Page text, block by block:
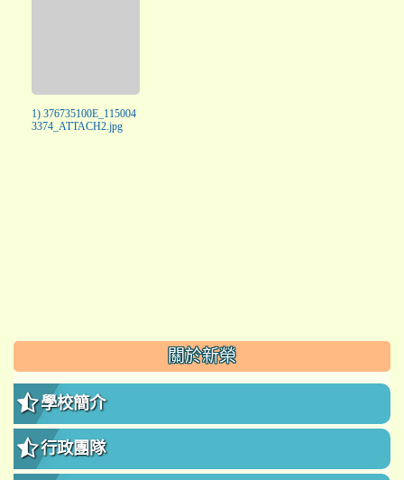
1) 376735100E_115004
3374_ATTACH2.jpg
::: 關於新榮
學校簡介
行政團隊